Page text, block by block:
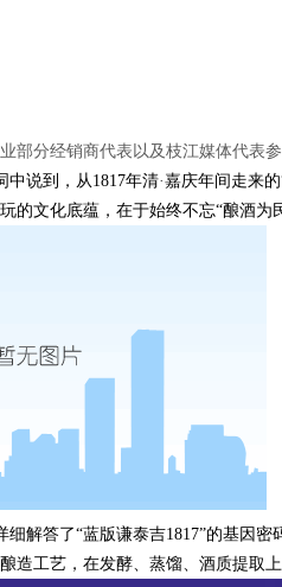
部分经销商代表以及枝江媒体代表
说到，从1817年清·嘉庆年间走来
的文化底蕴，在于始终不忘“酿酒
细解答了“蓝版谦泰吉1817”的基因密
造工艺，在发酵、蒸馏、酒质提取